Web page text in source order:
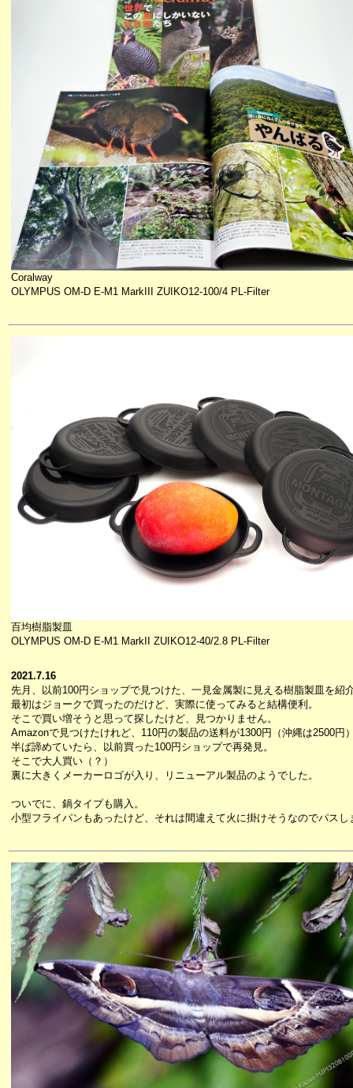
Coralway
OLYMPUS OM-D E-M1 MarkIII ZUIKO12-100/4 PL-Filter
百均樹脂製皿
OLYMPUS OM-D E-M1 MarkII ZUIKO12-40/2.8 PL-Filter
2021.7.16
先月、以前100円ショップで見つけた、一見金属製に見える樹脂製皿を紹
最初はジョークで買ったのだけど、実際に使ってみると結構便利。
そこで買い増そうと思って探したけど、見つかりません。
Amazonで見つけたけれど、110円の製品の送料が1300円（沖縄は2500円
半ば諦めていたら、以前買った100円ショップで再発見。
そこで大人買い（？）
裏に大きくメーカーロゴが入り、リニューアル製品のようでした。
ついでに、鍋タイプも購入。
小型フライパンもあったけど、それは間違えて火に掛けそうなのでパスし